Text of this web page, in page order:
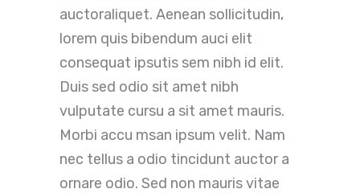
auctoraliquet. Aenean sollicitudin,
lorem quis bibendum auci elit
consequat ipsutis sem nibh id elit.
Duis sed odio sit amet nibh
vulputate cursu a sit amet mauris.
Morbi accu msan ipsum velit. Nam
nec tellus a odio tincidunt auctor a
ornare odio. Sed non mauris vitae